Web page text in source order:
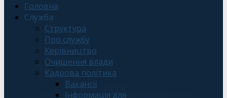
Головна
Служба
Структура
Про службу
Керівництво
Очищення влади
Кадрова політика
Вакансії
Інформація для